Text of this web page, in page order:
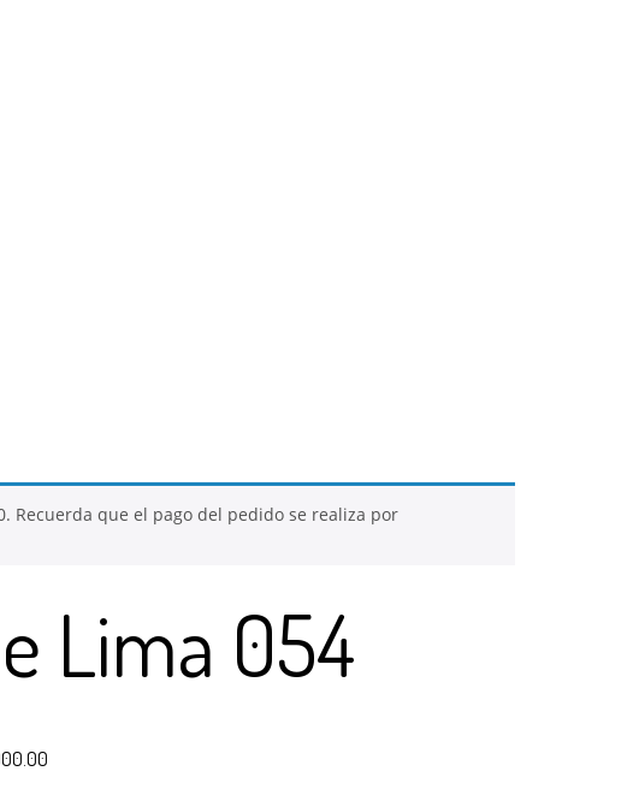
. Recuerda que el pago del pedido se realiza por
Lima 054